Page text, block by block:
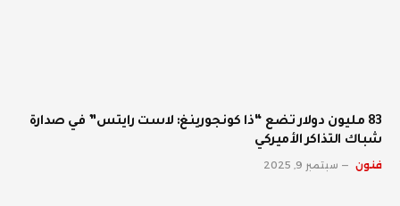
83 مليون دولار تضع “ذا كونجورينغ: لاست رايتس” في صدارة
شباك التذاكر الأميركي
فنون سبتمبر 9, 2025